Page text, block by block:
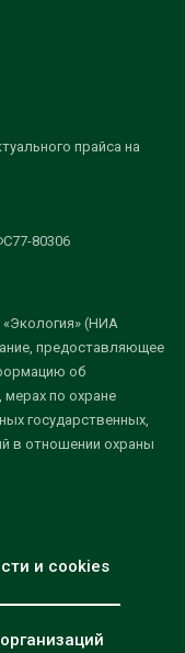
прайса на
80306
(НИА
предоставляющее
об
мерах по охране
государственных,
в отношении охраны
и cookies